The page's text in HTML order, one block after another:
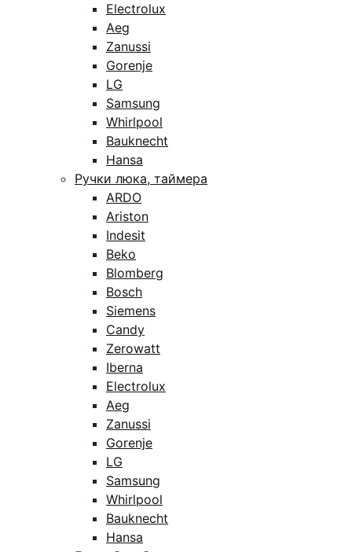
Electrolux
Aeg
Zanussi
Gorenje
LG
Samsung
Whirlpool
Bauknecht
Hansa
Ручки люка, таймера
ARDO
Ariston
Indesit
Beko
Blomberg
Bosch
Siemens
Candy
Zerowatt
Iberna
Electrolux
Aeg
Zanussi
Gorenje
LG
Samsung
Whirlpool
Bauknecht
Hansa